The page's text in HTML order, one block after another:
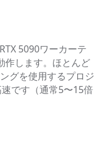
5090ワーカーテ
作します。ほとんど
グを使用するプロジ
です（通常5〜15倍